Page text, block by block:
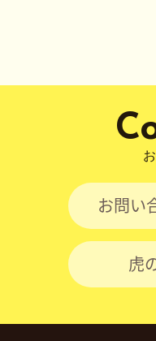
お問い
虎